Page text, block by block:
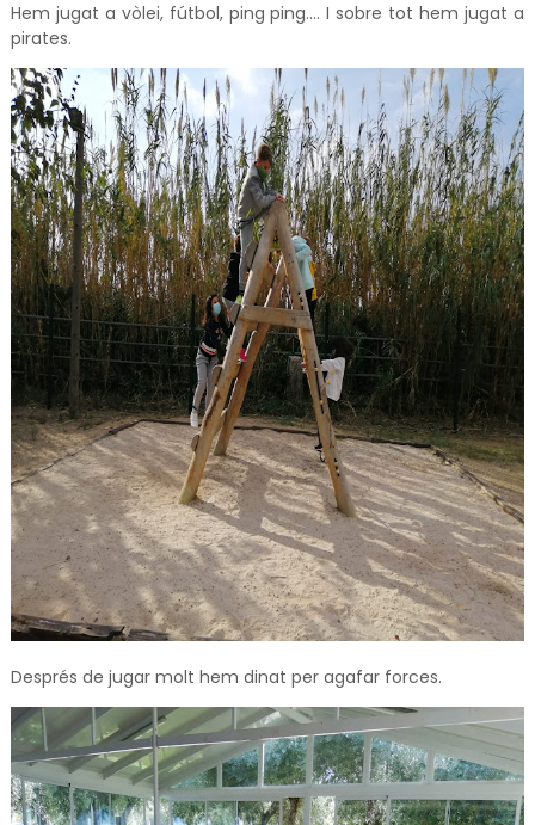
Hem jugat a vòlei, fútbol, ping ping…. I sobre tot hem jugat a
pirates.
Després de jugar molt hem dinat per agafar forces.